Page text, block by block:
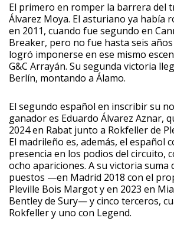
El primero en romper la barrera del
Álvarez Moya. El asturiano ya había
en 2011, cuando fue segundo en
Breaker, pero no fue hasta seis
logró imponerse en ese mismo
G&C Arrayán. Su segunda victoria
Berlín, montando a Álamo.
El segundo español en inscribir su
ganador es Eduardo Álvarez Aznar,
2024 en Rabat junto a Rokfeller de
El madrileño es, además, el español
presencia en los podios del circuito,
ocho apariciones. A su victoria suma
puestos —en Madrid 2018 con el
Pleville Bois Margot y en 2023 en
Bentley de Sury— y cinco terceros,
Rokfeller y uno con Legend.